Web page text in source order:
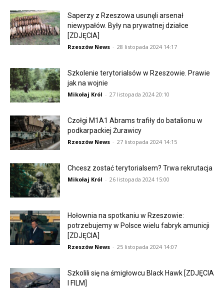
Saperzy z Rzeszowa usunęli arsenał
niewypałów. Były na prywatnej działce
[ZDJĘCIA]
Rzeszów News - 28 listopada 2024 14:17
Szkolenie terytorialsów w Rzeszowie. Prawie
jak na wojnie
Mikołaj Król - 27 listopada 2024 20:10
Czołgi M1A1 Abrams trafiły do batalionu w
podkarpackiej Żurawicy
Rzeszów News - 27 listopada 2024 14:15
Chcesz zostać terytorialsem? Trwa rekrutacja
Mikołaj Król - 26 listopada 2024 15:00
Hołownia na spotkaniu w Rzeszowie:
potrzebujemy w Polsce wielu fabryk amunicji
[ZDJĘCIA]
Rzeszów News - 25 listopada 2024 14:07
Szkolili się na śmigłowcu Black Hawk [ZDJĘCIA
I FILM]